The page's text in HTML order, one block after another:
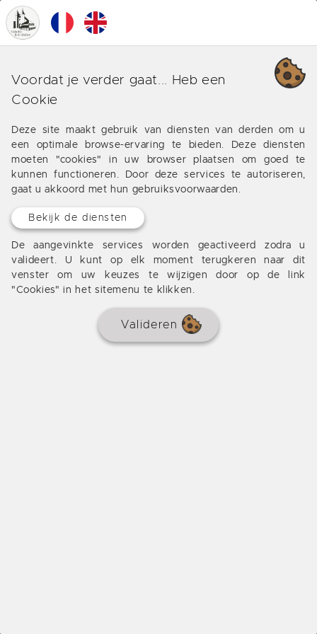
Onze verschillende business
rond Bordeaux (Ornano)
Aanbiedingen van onze bureau rond Bordeaux
(Ornano)
Geen resultaten
Voordat je verder gaat... Heb een
Cookie
Deze site maakt gebruik van diensten van derden om u
een optimale browse-ervaring te bieden. Deze diensten
moeten "cookies" in uw browser plaatsen om goed te
kunnen functioneren. Door deze services te autoriseren,
gaat u akkoord met hun gebruiksvoorwaarden.
Bekijk de diensten
De aangevinkte services worden geactiveerd zodra u
valideert. U kunt op elk moment terugkeren naar dit
venster om uw keuzes te wijzigen door op de link
"Cookies" in het sitemenu te klikken.
Valideren